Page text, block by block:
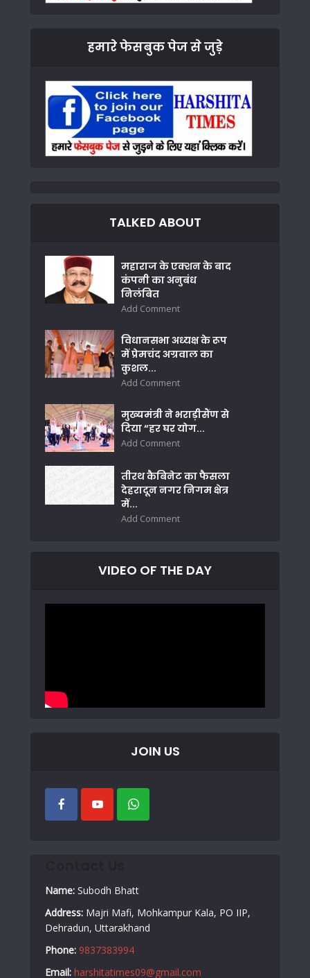
हमारे फेसबुक पेज से जुड़े
TALKED ABOUT
महाराज के एक्शन के बाद
कंपनी का अनुबंध
निलंबित
Add Comment
विधानसभा अध्यक्ष के रूप
में प्रेमचंद अग्रवाल का
कुशल...
Add Comment
मुख्यमंत्री ने भराड़ीसैंण से
दिया “हर घर योग...
Add Comment
तीरथ कैबिनेट का फैसला
देहरादून नगर निगम क्षेत्र
में...
Add Comment
VIDEO OF THE DAY
JOIN US
Name: Subodh Bhatt
Address: Majri Mafi, Mohkampur Kala, PO IIP,
Dehradun, Uttarakhand
Phone: 9837383994
Email: harshitatimes09@gmail.com